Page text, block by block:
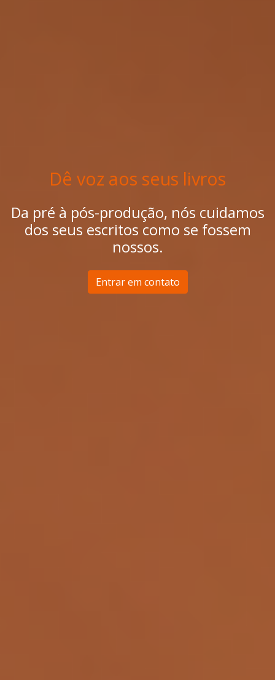
Dê voz aos seus livros
Da pré à pós-produção, nós cuidamos
dos seus escritos como se fossem
nossos.
Entrar em contato